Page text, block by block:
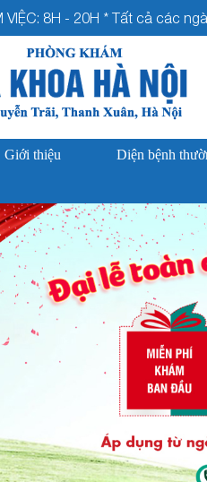
VIỆC: 8H - 20H * Tất cả các
Giới thiệu Diện bệnh